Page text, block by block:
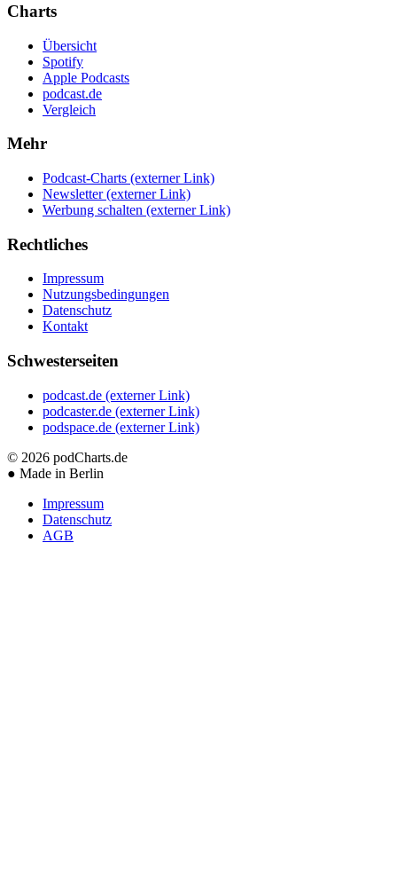
Charts
Übersicht
Spotify
Apple Podcasts
podcast.de
Vergleich
Mehr
Podcast-Charts (externer Link)
Newsletter (externer Link)
Werbung schalten (externer Link)
Rechtliches
Impressum
Nutzungsbedingungen
Datenschutz
Kontakt
Schwesterseiten
podcast.de (externer Link)
podcaster.de (externer Link)
podspace.de (externer Link)
© 2026 podCharts.de
● Made in Berlin
Impressum
Datenschutz
AGB